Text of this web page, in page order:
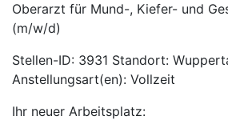
Oberarzt für Mund-, Kiefer- und
(m/w/d)
Stellen-ID: 3931 Standort:
Anstellungsart(en): Vollzeit
Ihr neuer Arbeitsplatz: